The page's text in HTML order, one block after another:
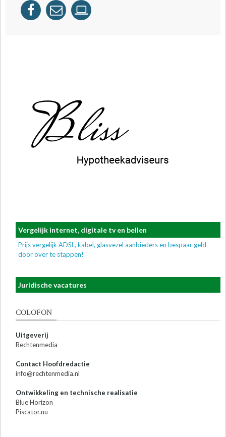
Vergelijk internet, digitale tv en bellen
Prijs vergelijk ADSL, kabel, glasvezel aanbieders en bespaar geld
door over te stappen!
Juridische vacatures
COLOFON
Uitgeverij
Rechtenmedia
Contact Hoofdredactie
info@rechtenmedia.nl
Ontwikkeling en technische realisatie
Blue Horizon
Piscator.nu